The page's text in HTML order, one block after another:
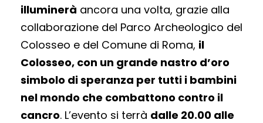
illuminerà ancora una volta, grazie alla
collaborazione del Parco Archeologico del
Colosseo e del Comune di Roma, il
Colosseo,con un grande nastro d’oro
simbolo di speranza per tutti i bambini
nel mondo che combattono contro il
cancro. L’evento si terrà dalle 20.00 alle